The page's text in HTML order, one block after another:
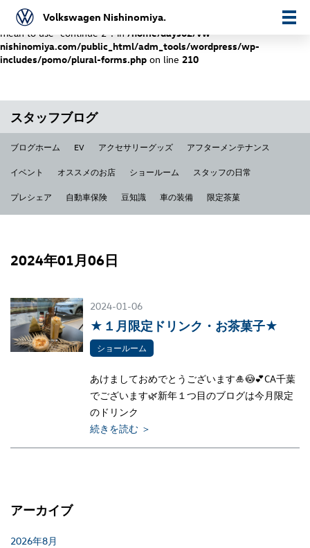
Warning
: "continue" targeting switch is equivalent to "break". Did you
mean to use "continue 2"? in /home/days02/vw-
nishinomiya.com/public_html/adm_tools/wordpress/wp-
includes/pomo/plural-forms.php on line 210
Volkswagen Nishinomiya.
スタッフブログ
ブログホーム EV アクセサリーグッズ アフターメンテナンス
イベント オススメのお店 ショールーム スタッフの日常
プレシェア 自動車保険 豆知識 車の装備 限定茶菓
2024年01月06日
2024-01-06
★１月限定ドリンク・お茶菓子★
ショールーム
あけましておめでとうございます🎍😳💕CA千葉
でございます🌿新年１つ目のブログは今月限定
のドリンク
続きを読む ＞
アーカイブ
2026年8月